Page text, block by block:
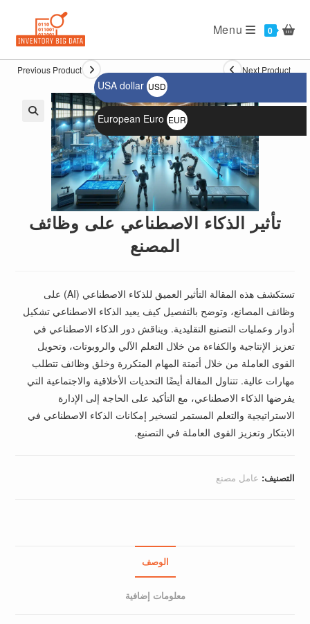
0
Menu
Previous Product Next Product
تأثير الذكاء الاصطناعي على وظائف
المصنع
تستكشف هذه المقالة التأثير العميق للذكاء الاصطناعي (AI) على
وظائف المصانع، وتوضح بالتفصيل كيف يعيد الذكاء الاصطناعي تشكيل
أدوار وعمليات التصنيع التقليدية. ويناقش دور الذكاء الاصطناعي في
تعزيز الإنتاجية والكفاءة من خلال التعلم الآلي والروبوتات، وتحويل
القوى العاملة من خلال أتمتة المهام المتكررة وخلق وظائف تتطلب
مهارات عالية. تتناول المقالة أيضًا التحديات الأخلاقية والاجتماعية التي
يفرضها الذكاء الاصطناعي، مع التأكيد على الحاجة إلى الإدارة
الاستراتيجية والتعلم المستمر لتسخير إمكانات الذكاء الاصطناعي في
الابتكار وتعزيز القوى العاملة في التصنيع.
التصنيف: عامل مصنع
الوصف
معلومات إضافية
USD
$
EUR
€